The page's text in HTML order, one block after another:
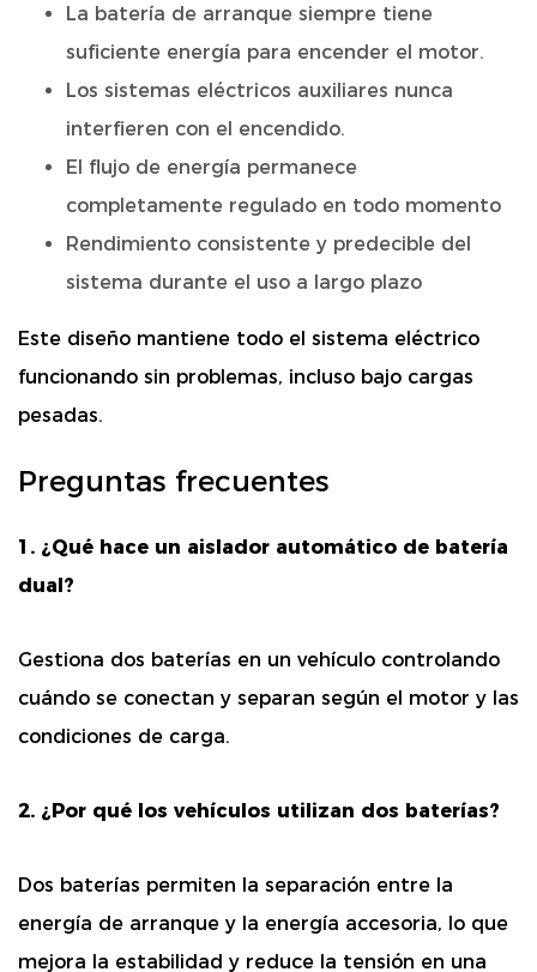
La batería de arranque siempre tiene
suficiente energía para encender el motor.
Los sistemas eléctricos auxiliares nunca
interfieren con el encendido.
El flujo de energía permanece
completamente regulado en todo momento
Rendimiento consistente y predecible del
sistema durante el uso a largo plazo
Este diseño mantiene todo el sistema eléctrico
funcionando sin problemas, incluso bajo cargas
pesadas.
Preguntas frecuentes
1. ¿Qué hace un aislador automático de batería
dual?
Gestiona dos baterías en un vehículo controlando
cuándo se conectan y separan según el motor y las
condiciones de carga.
2. ¿Por qué los vehículos utilizan dos baterías?
Dos baterías permiten la separación entre la
energía de arranque y la energía accesoria, lo que
mejora la estabilidad y reduce la tensión en una